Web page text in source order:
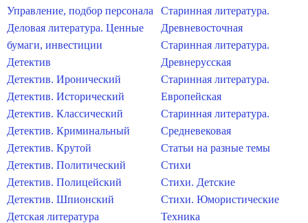
Управление, подбор персонала
Деловая литература. Ценные
бумаги, инвестиции
Детектив
Детектив. Иронический
Детектив. Исторический
Детектив. Классический
Детектив. Криминальный
Детектив. Крутой
Детектив. Политический
Детектив. Полицейский
Детектив. Шпионский
Детская литература
Старинная литература.
Древневосточная
Старинная литература.
Древнерусская
Старинная литература.
Европейская
Старинная литература.
Средневековая
Статьи на разные темы
Стихи
Стихи. Детские
Стихи. Юмористические
Техника